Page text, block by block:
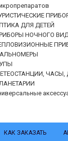
ДЛЯ ДЕТЕЙ
НОЧНОГО
ЧАСЫ,
КАК ЗАКАЗАТЬ